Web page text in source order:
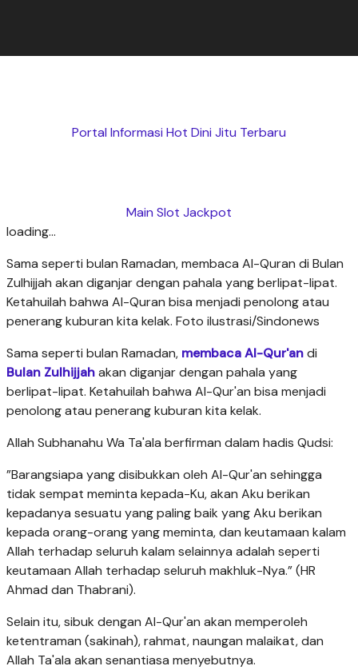
Portal Informasi Hot Dini Jitu Terbaru
Main Slot Jackpot
loading...
Sama seperti bulan Ramadan, membaca Al-Quran di Bulan
Zulhijjah akan diganjar dengan pahala yang berlipat-lipat.
Ketahuilah bahwa Al-Quran bisa menjadi penolong atau
penerang kuburan kita kelak. Foto ilustrasi/Sindonews
Sama seperti bulan Ramadan, membaca Al-Qur'andi
Bulan Zulhijjahakan diganjar dengan pahala yang
berlipat-lipat. Ketahuilah bahwa Al-Qur'an bisa menjadi
penolong atau penerang kuburan kita kelak.
Allah Subhanahu Wa Ta'ala berfirman dalam hadis Qudsi:
”Barangsiapa yang disibukkan oleh Al-Qur'an sehingga
tidak sempat meminta kepada-Ku, akan Aku berikan
kepadanya sesuatu yang paling baik yang Aku berikan
kepada orang-orang yang meminta, dan keutamaan kalam
Allah terhadap seluruh kalam selainnya adalah seperti
keutamaan Allah terhadap seluruh makhluk-Nya.” (HR
Ahmad dan Thabrani).
Selain itu, sibuk dengan Al-Qur'an akan memperoleh
ketentraman (sakinah), rahmat, naungan malaikat, dan
Allah Ta'ala akan senantiasa menyebutnya.